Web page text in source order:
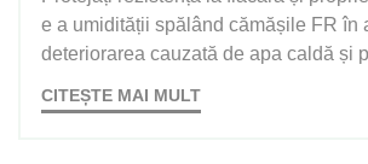
e a umidității spălând cămășile FR în
deteriorarea cauzată de apa caldă și
e întreținere.
CITEȘTE MAI MULT